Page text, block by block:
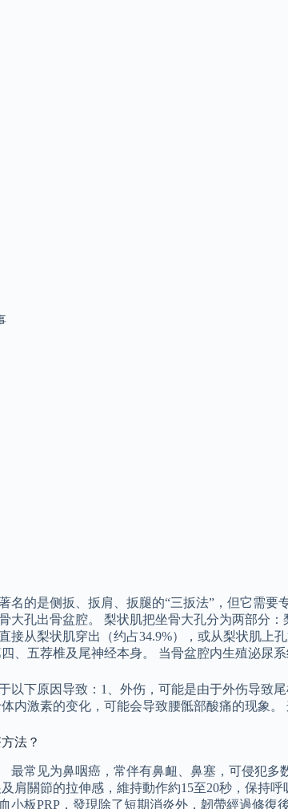
名的是侧扳、扳肩、扳腿的“三扳法”，但它需
大孔出骨盆腔。 梨状肌把坐骨大孔分为两部分
接从梨状肌穿出（约占34.9%），或从梨状肌
、五荐椎及尾神经本身。 当骨盆腔内生殖泌尿
以下原因导致：1、外伤，可能是由于外伤导
激素的变化，可能会导致腰骶部酸痛的现象。
法？
最常见为鼻咽癌，常伴有鼻衄、鼻塞，可侵犯
肩關節的拉伸感，維持動作約15至20秒，保持
板PRP，發現除了短期消炎外，韌帶經過修